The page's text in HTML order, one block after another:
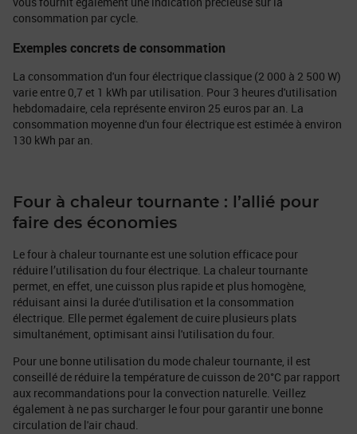
consommation par cycle.
Exemples concrets de consommation
La consommation d'un four électrique classique (2 000 à 2 500 W)
varie entre 0,7 et 1 kWh par utilisation. Pour 3 heures d'utilisation
hebdomadaire, cela représente environ 25 euros par an. La
consommation moyenne d'un four électrique est estimée à environ
130 kWh par an.
Four à chaleur tournante : l’allié pour
faire des économies
Le four à chaleur tournante est une solution efficace pour
réduire l’utilisation du four électrique. La chaleur tournante
permet, en effet, une cuisson plus rapide et plus homogène,
réduisant ainsi la durée d'utilisation et la consommation
électrique. Elle permet également de cuire plusieurs plats
simultanément, optimisant ainsi l'utilisation du four.
Pour une bonne utilisation du mode chaleur tournante, il est
conseillé de réduire la température de cuisson de 20°C par rapport
aux recommandations pour la convection naturelle. Veillez
également à ne pas surcharger le four pour garantir une bonne
circulation de l'air chaud.